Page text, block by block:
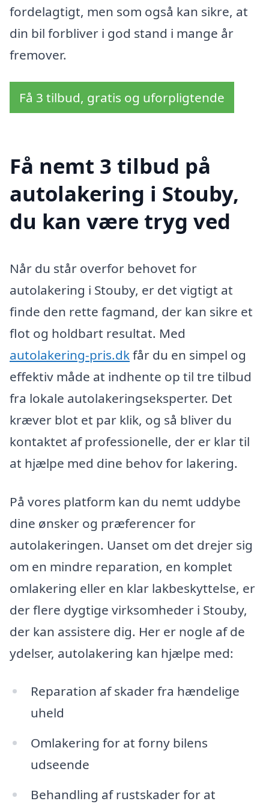
fordelagtigt, men som også kan sikre, at
din bil forbliver i god stand i mange år
fremover.
Få 3 tilbud, gratis og uforpligtende
Få nemt 3 tilbud på
autolakering i Stouby,
du kan være tryg ved
Når du står overfor behovet for
autolakering i Stouby, er det vigtigt at
finde den rette fagmand, der kan sikre et
flot og holdbart resultat. Med
autolakering-pris.dkfår du en simpel og
effektiv måde at indhente op til tre tilbud
fra lokale autolakeringseksperter. Det
kræver blot et par klik, og så bliver du
kontaktet af professionelle, der er klar til
at hjælpe med dine behov for lakering.
På vores platform kan du nemt uddybe
dine ønsker og præferencer for
autolakeringen. Uanset om det drejer sig
om en mindre reparation, en komplet
omlakering eller en klar lakbeskyttelse, er
der flere dygtige virksomheder i Stouby,
der kan assistere dig. Her er nogle af de
ydelser, autolakering kan hjælpe med:
Reparation af skader fra hændelige
uheld
Omlakering for at forny bilens
udseende
Behandling af rustskader for at